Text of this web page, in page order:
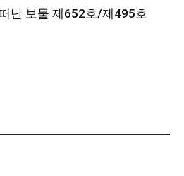
난 보물 제652호/제495호